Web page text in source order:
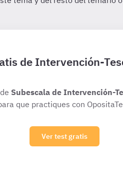
de Intervención-
Subescala de Intervención-
que practiques con
Ver test gratis